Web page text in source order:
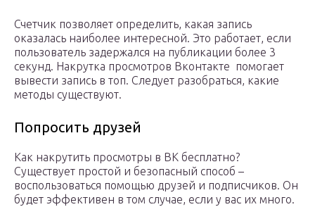
Счетчик позволяет определить, какая запись
оказалась наиболее интересной. Это работает, если
пользователь задержался на публикации более 3
секунд. Накрутка просмотров Вконтакте помогает
вывести запись в топ. Следует разобраться, какие
методы существуют.
Попросить друзей
Как накрутить просмотры в ВК бесплатно?
Существует простой и безопасный способ –
воспользоваться помощью друзей и подписчиков. Он
будет эффективен в том случае, если у вас их много.